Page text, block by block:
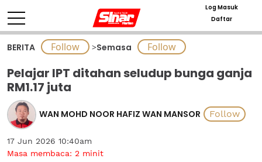
Log Masuk
Daftar
BERITA >Semasa
Pelajar IPT ditahan seludup bunga ganja
RM1.17 juta
WAN MOHD NOOR HAFIZ WAN MANSOR
17 Jun 2026 10:40am
Masa membaca: 2 minit